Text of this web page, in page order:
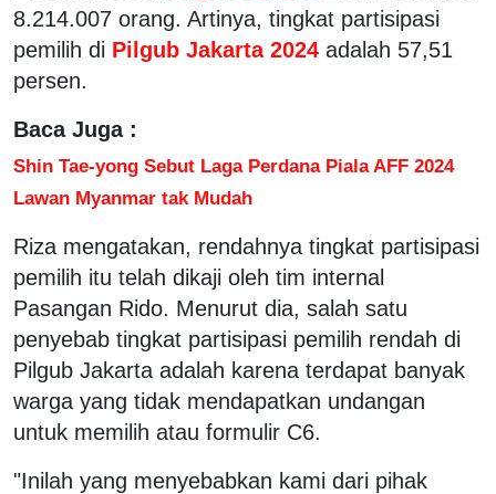
8.214.007 orang. Artinya, tingkat partisipasi
pemilih di Pilgub Jakarta 2024 adalah 57,51
persen.
Baca Juga :
Shin Tae-yong Sebut Laga Perdana Piala AFF 2024
Lawan Myanmar tak Mudah
Riza mengatakan, rendahnya tingkat partisipasi
pemilih itu telah dikaji oleh tim internal
Pasangan Rido. Menurut dia, salah satu
penyebab tingkat partisipasi pemilih rendah di
Pilgub Jakarta adalah karena terdapat banyak
warga yang tidak mendapatkan undangan
untuk memilih atau formulir C6.
"Inilah yang menyebabkan kami dari pihak